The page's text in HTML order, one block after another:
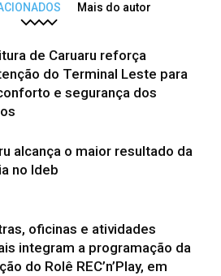
Mais do autor
de Caruaru reforça
do Terminal Leste para
e segurança dos
alcança o maior resultado da
no Ideb
oficinas e atividades
integram a programação da
do Rolê REC’n’Play, em